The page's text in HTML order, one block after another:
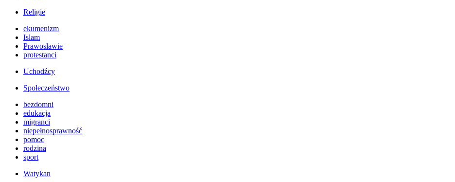
Religie
ekumenizm
Islam
Prawosławie
protestanci
Uchodźcy
Społeczeństwo
bezdomni
edukacja
migranci
niepełnosprawność
pomoc
rodzina
sport
Watykan